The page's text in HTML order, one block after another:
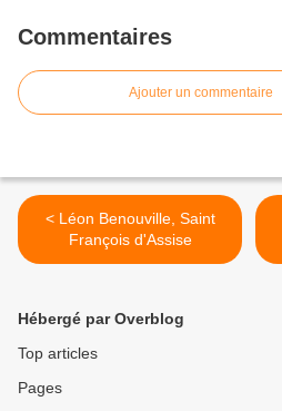
Commentaires
Ajouter un commentaire
< Léon Benouville, Saint
François d'Assise
Hébergé par Overblog
Top articles
Pages